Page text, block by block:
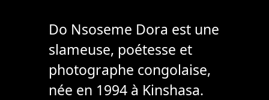
Do Nsoseme Dora est une
slameuse, poétesse et
photographe congolaise,
née en 1994 à Kinshasa.